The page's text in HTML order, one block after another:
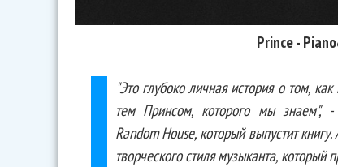
Prince -
"Это глубоко личная история о том,
тем Принсом, которого мы знаем", -
Random House, который выпустит
творческого стиля музыканта, который